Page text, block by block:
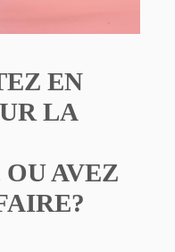
EN
LA
AVEZ